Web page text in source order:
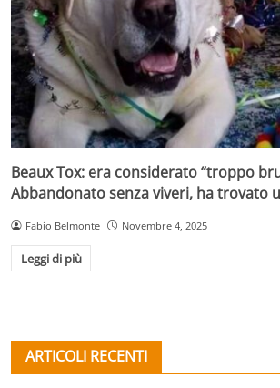
Beaux Tox: era considerato “troppo
Abbandonato senza viveri, ha trovato
Fabio Belmonte Novembre 4, 2025
Leggi di più
ARTICOLI RECENTI